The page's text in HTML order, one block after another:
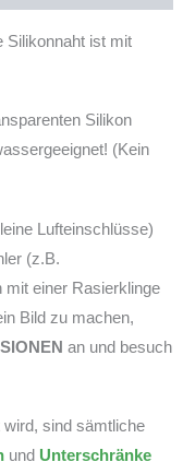
Silikonnaht ist mit
Silikon
(Kein
Lufteinschlüsse)
(z.B.
einer Rasierklinge
Bild zu machen,
an und besuch
sind sämtliche
und Unterschränke